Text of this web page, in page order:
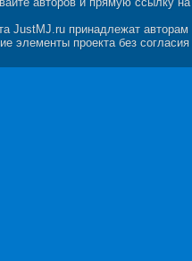
JustMJ.ru принадлежат авторам
элементы проекта без согласия